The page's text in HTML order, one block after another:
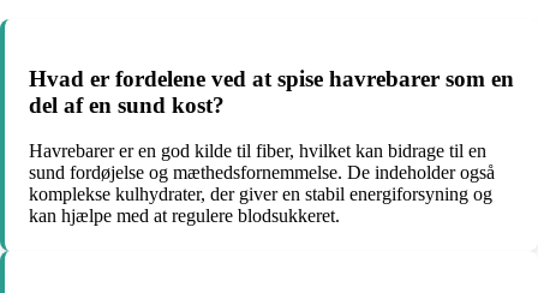
Hvad er fordelene ved at spise havrebarer som en
del af en sund kost?
Havrebarer er en god kilde til fiber, hvilket kan bidrage til en
sund fordøjelse og mæthedsfornemmelse. De indeholder også
komplekse kulhydrater, der giver en stabil energiforsyning og
kan hjælpe med at regulere blodsukkeret.